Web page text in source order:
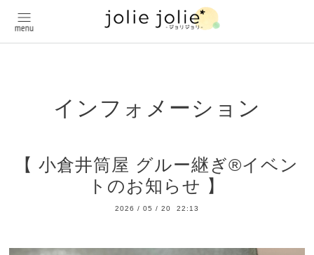
インフォメーション
【 小倉井筒屋 グルー継ぎ®イベン
トのお知らせ 】
2026 / 05 / 20 22:13